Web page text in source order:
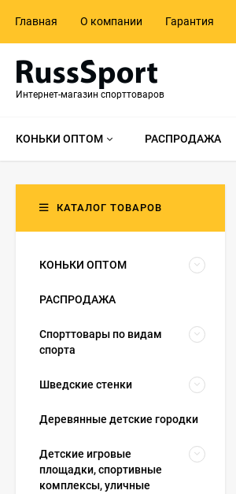
Главная О компании Гарантия
Интернет-магазин спорттоваров
КОНЬКИ ОПТОМ РАСПРОДАЖА
КАТАЛОГ ТОВАРОВ
КОНЬКИ ОПТОМ
РАСПРОДАЖА
Спорттовары по видам
спорта
Шведские стенки
Деревянные детские городки
Детские игровые
площадки, спортивные
комплексы, уличные